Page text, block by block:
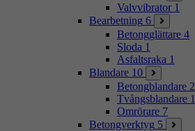
Valvvibrator 1
Bearbetning 6
Betongglättare 4
Sloda 1
Asfaltsraka 1
Blandare 10
Betongblandare 2
Tvångsblandare 1
Omrörare 7
Betongverktyg 5